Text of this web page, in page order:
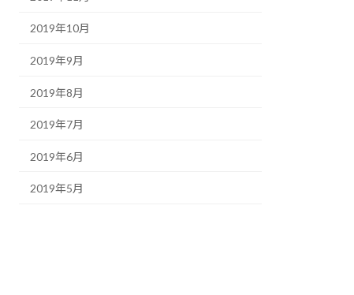
2019年10月
2019年9月
2019年8月
2019年7月
2019年6月
2019年5月